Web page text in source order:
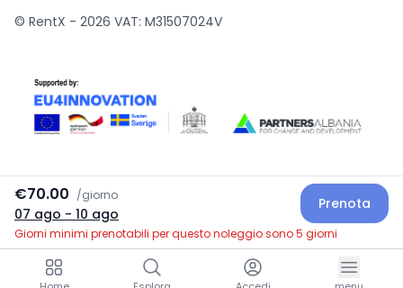
€70.00 /giorno
07 ago - 10 ago
Prenota
Giorni minimi prenotabili per questo noleggio sono 5 giorni
© RentX - 2026 VAT: M31507024V